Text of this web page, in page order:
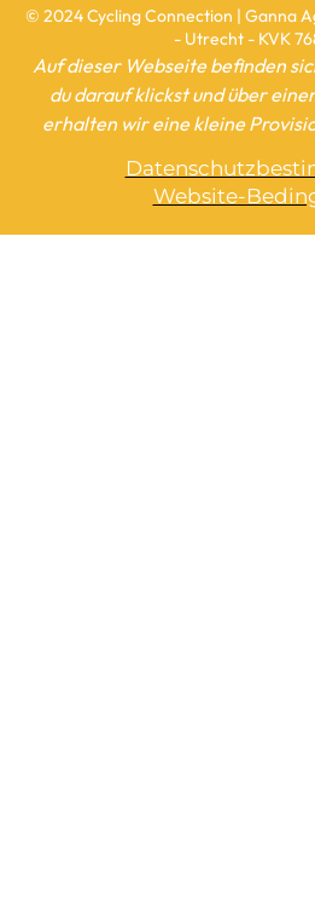
© 2024 Cycling Connection | Ganna
- Utrecht - KVK
Auf dieser Webseite befinden
du darauf klickst und über
erhalten wir eine kleine
Website-